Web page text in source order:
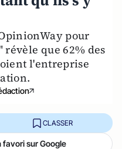
pour
révèle que 62% des
l'entreprise
CLASSER
sur Google